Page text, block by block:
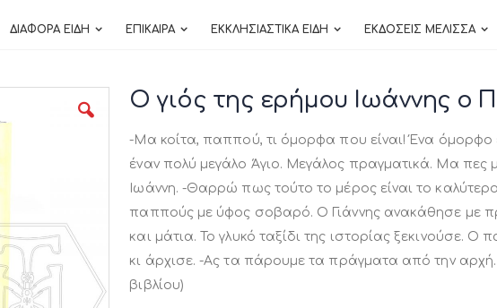
ΔΙΑΦΟΡΑ ΕΙΔΗ ΕΠΙΚΑΙΡΑ ΕΚΚΛΗΣΙΑΣΤΙΚΑ ΕΙΔΗ ΕΚΔΟΣΕΙΣ ΜΕΛΙΣΣΑ
Ο γιός της ερήμου Ιωάννης ο
-Μα κοίτα, παππού, τι όμορφα που είναι! Ένα όμορφο
έναν πολύ μεγάλο Άγιο. Μεγάλος πραγματικά. Μα πες
Ιωάννη. -Θαρρώ πως τούτο το μέρος είναι το καλύτερο
παππούς με ύφος σοβαρό. Ο Γιάννης ανακάθησε με
και μάτια. Το γλυκό ταξίδι της ιστορίας ξεκινούσε.
κι άρχισε. -Ας τα πάρουμε τα πράγματα από την
βιβλίου)